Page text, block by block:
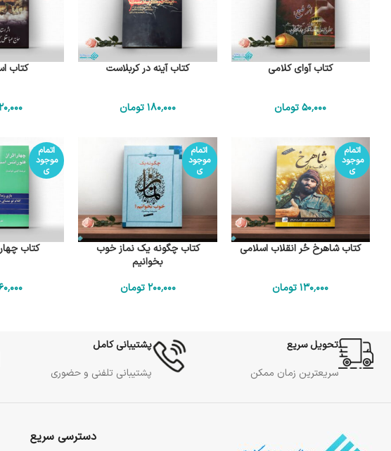
کتاب آوای کلامی
50٬000 تومان
کتاب آینه در کربلاست
180٬000تومان
کتاب
اتمام
موجود
ی
کتاب شاهرخ حُر انقلاب اسلامی
130٬000 تومان
اتمام
موجود
ی
کتاب چگونه یک نماز خوب
بخوانیم
200٬000 تومان
اتمام
موجود
ی
کتاب
تحویل سریع
سریعترین زمان ممکن
پشتیبانی کامل
پشتیبانی تلفنی و حضوری
دسترسی سریع